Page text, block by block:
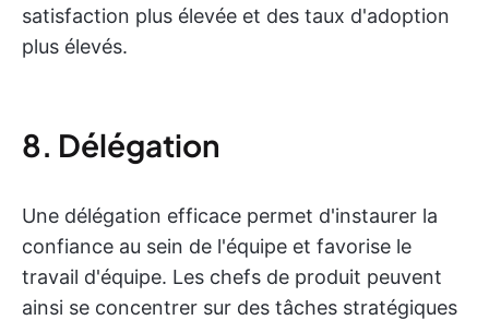
satisfaction plus élevée et des taux d'adoption
plus élevés.
8. Délégation
Une délégation efficace permet d'instaurer la
confiance au sein de l'équipe et favorise le
travail d'équipe. Les chefs de produit peuvent
ainsi se concentrer sur des tâches stratégiques